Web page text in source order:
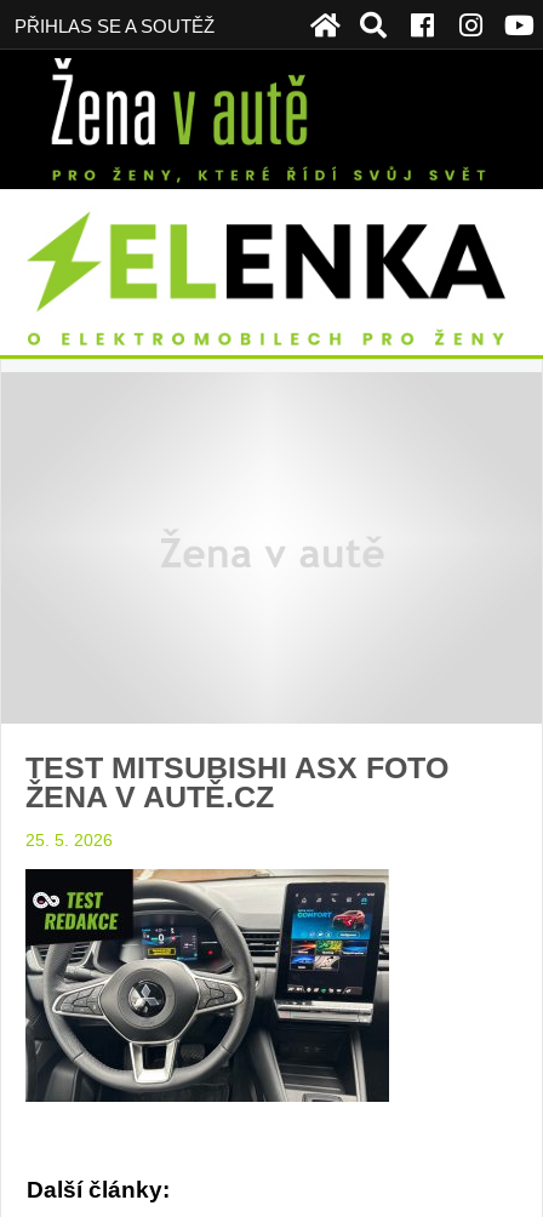
PŘIHLAS SE A SOUTĚŽ
TEST MITSUBISHI ASX FOTO
ŽENA V AUTĚ.CZ
25. 5. 2026
Další články: